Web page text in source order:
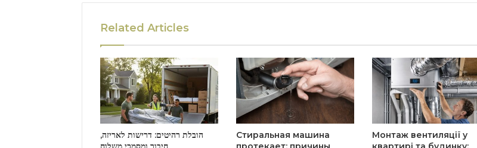
Related Articles
הובלת רהיטים: דרישות לאריזה,
Стиральная машина
Монтаж вентиляції у